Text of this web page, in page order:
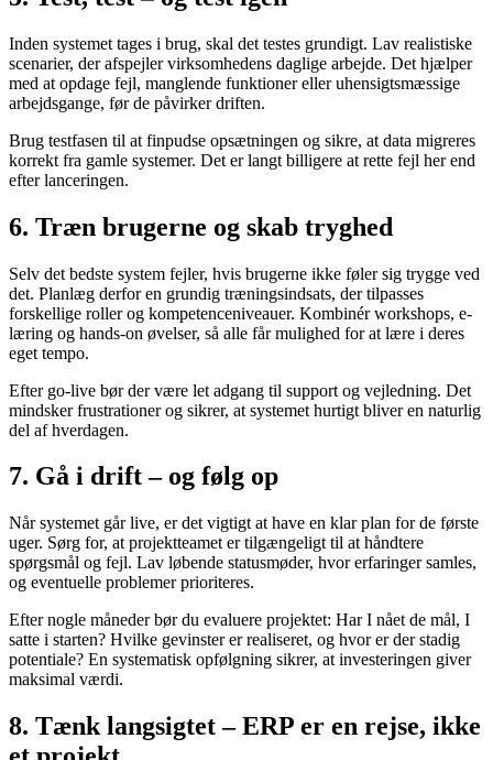
Inden systemet tages i brug, skal det testes grundigt. Lav realistiske
scenarier, der afspejler virksomhedens daglige arbejde. Det hjælper
med at opdage fejl, manglende funktioner eller uhensigtsmæssige
arbejdsgange, før de påvirker driften.
Brug testfasen til at finpudse opsætningen og sikre, at data migreres
korrekt fra gamle systemer. Det er langt billigere at rette fejl her end
efter lanceringen.
6. Træn brugerne og skab tryghed
Selv det bedste system fejler, hvis brugerne ikke føler sig trygge ved
det. Planlæg derfor en grundig træningsindsats, der tilpasses
forskellige roller og kompetenceniveauer. Kombinér workshops, e-
læring og hands-on øvelser, så alle får mulighed for at lære i deres
eget tempo.
Efter go-live bør der være let adgang til support og vejledning. Det
mindsker frustrationer og sikrer, at systemet hurtigt bliver en naturlig
del af hverdagen.
7. Gå i drift – og følg op
Når systemet går live, er det vigtigt at have en klar plan for de første
uger. Sørg for, at projektteamet er tilgængeligt til at håndtere
spørgsmål og fejl. Lav løbende statusmøder, hvor erfaringer samles,
og eventuelle problemer prioriteres.
Efter nogle måneder bør du evaluere projektet: Har I nået de mål, I
satte i starten? Hvilke gevinster er realiseret, og hvor er der stadig
potentiale? En systematisk opfølgning sikrer, at investeringen giver
maksimal værdi.
8. Tænk langsigtet – ERP er en rejse, ikke